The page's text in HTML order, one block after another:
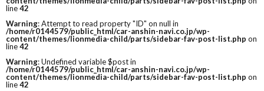
line42
Warning: Attempt to read property "ID" on null in
/home/r0144579/public_html/car-anshin-navi.co.jp/wp-
content/themes/lionmedia-child/parts/sidebar-fav-post-list.php on
line42
Warning: Undefined variable $post in
/home/r0144579/public_html/car-anshin-navi.co.jp/wp-
content/themes/lionmedia-child/parts/sidebar-fav-post-list.php on
line42